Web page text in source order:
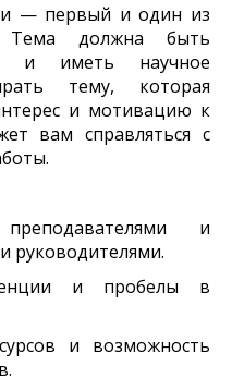
— первый и один из
должна быть
и иметь научное
тему, которая
и мотивацию к
вам справляться с
и
руководителями.
и пробелы в
и возможность